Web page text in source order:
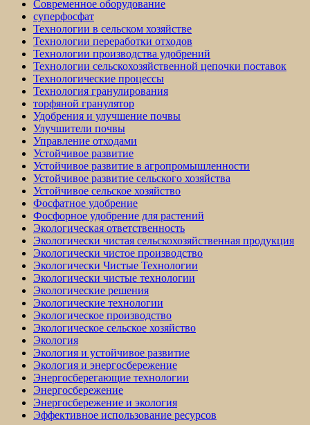
Современное оборудование
суперфосфат
Технологии в сельском хозяйстве
Технологии переработки отходов
Технологии производства удобрений
Технологии сельскохозяйственной цепочки поставок
Технологические процессы
Технология гранулирования
торфяной гранулятор
Удобрения и улучшение почвы
Улучшители почвы
Управление отходами
Устойчивое развитие
Устойчивое развитие в агропромышленности
Устойчивое развитие сельского хозяйства
Устойчивое сельское хозяйство
Фосфатное удобрение
Фосфорное удобрение для растений
Экологическая ответственность
Экологически чистая сельскохозяйственная продукция
Экологически чистое производство
Экологически Чистые Технологии
Экологически чистые технологии
Экологические решения
Экологические технологии
Экологическое производство
Экологическое сельское хозяйство
Экология
Экология и устойчивое развитие
Экология и энергосбережение
Энергосберегающие технологии
Энергосбережение
Энергосбережение и экология
Эффективное использование ресурсов